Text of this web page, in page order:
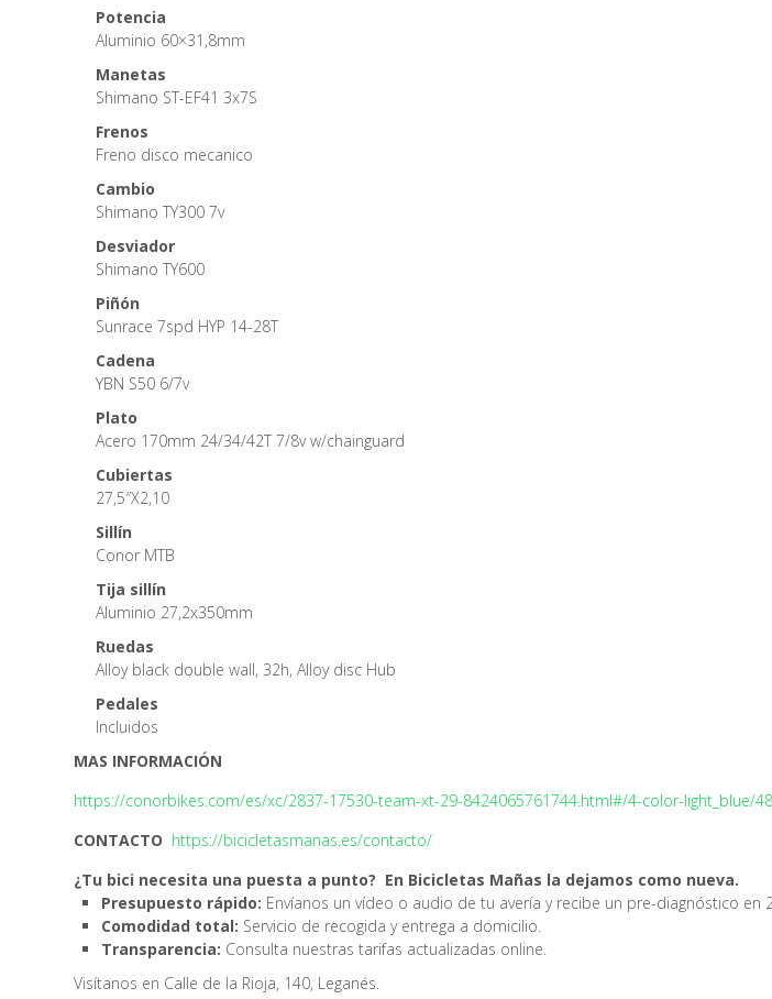
Potencia
Aluminio 60×31,8mm
Manetas
Shimano ST-EF41 3x7S
Frenos
Freno disco mecanico
Cambio
Shimano TY300 7v
Desviador
Shimano TY600
Piñón
Sunrace 7spd HYP 14-28T
Cadena
YBN S50 6/7v
Plato
Acero 170mm 24/34/42T 7/8v w/chainguard
Cubiertas
27,5″X2,10
Sillín
Conor MTB
Tija sillín
Aluminio 27,2x350mm
Ruedas
Alloy black double wall, 32h, Alloy disc Hub
Pedales
Incluidos
MAS INFORMACIÓN
https://conorbikes.com/es/xc/2837-17530-team-xt-29-8424065761744.html#/4-color-light_blue/
CONTACTO https://bicicletasmanas.es/contacto/
¿Tu bici necesita una puesta a punto? ️ En Bicicletas Mañas la dejamos como nueva.
Presupuesto rápido: Envíanos un vídeo o audio de tu avería y recibe un pre-diagnóstico en
Comodidad total: Servicio de recogida y entrega a domicilio.
Transparencia: Consulta nuestras tarifas actualizadas online.
Visítanos en Calle de la Rioja, 140, Leganés.